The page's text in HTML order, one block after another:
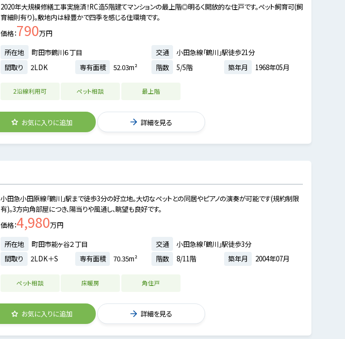
2020年大規模修繕工事実施済！RC造5階建てマンションの最上階◎明るく開放的な住戸です。ペット飼育可(飼
育細則有り)。敷地内は緑豊かで四季を感じる住環境です。
価格 790万円
所在地
町田市鶴川６丁目 交通
小田急線「鶴川」駅徒歩21分
間取り
2LDK 専有面積 52.03m² 階数 5/5階 築年月 1968年05月
2沿線利用可 ペット相談 最上階
お気に入りに追加 詳細を見る
小田急小田原線「鶴川」駅まで徒歩3分の好立地。大切なペットとの同居やピアノの演奏が可能です(規約制限
有)。3方向角部屋につき、陽当りや風通し、眺望も良好です。
価格 4,980万円
所在地
町田市能ヶ谷２丁目 交通
小田急線「鶴川」駅徒歩3分
間取り
2LDK＋S 専有面積 70.35m² 階数 8/11階 築年月 2004年07月
ペット相談 床暖房 角住戸
お気に入りに追加 詳細を見る